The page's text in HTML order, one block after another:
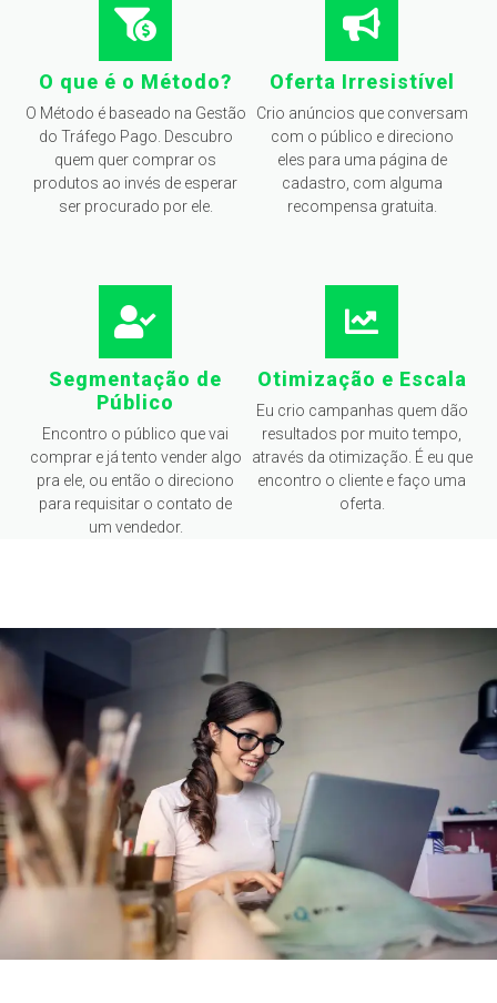
O que é o Método?
O Método é baseado na Gestão
do Tráfego Pago. Descubro
quem quer comprar os
produtos ao invés de esperar
ser procurado por ele.
Oferta Irresistível
Crio anúncios que conversam
com o público e direciono
eles para uma página de
cadastro, com alguma
recompensa gratuita.
Segmentação de
Público
Encontro o público que vai
comprar e já tento vender algo
pra ele, ou então o direciono
para requisitar o contato de
um vendedor.
Otimização e Escala
Eu crio campanhas quem dão
resultados por muito tempo,
através da otimização. É eu que
encontro o cliente e faço uma
oferta.